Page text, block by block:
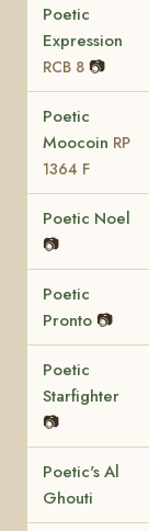
Poetic
Expression
RCB 8 📷
Poetic
Moocoin RP
1364 F
Poetic Noel
📷
Poetic
Pronto 📷
Poetic
Starfighter
📷
Poetic's Al
Ghouti